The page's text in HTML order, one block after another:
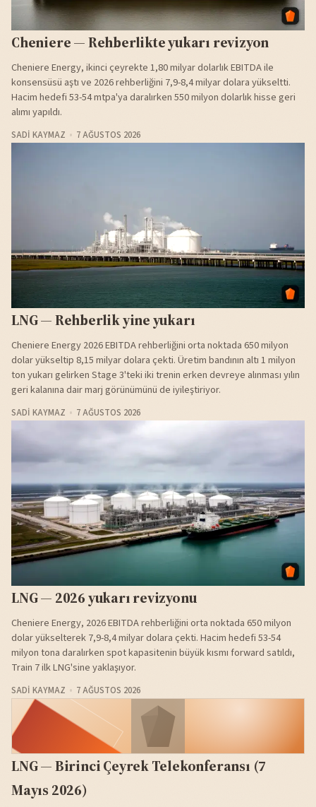
Cheniere — Rehberlikte yukarı revizyon
Cheniere Energy, ikinci çeyrekte 1,80 milyar dolarlık EBITDA ile
konsensüsü aştı ve 2026 rehberliğini 7,9-8,4 milyar dolara yükseltti.
Hacim hedefi 53-54 mtpa'ya daralırken 550 milyon dolarlık hisse geri
alımı yapıldı.
SADI KAYMAZ 7 AĞUSTOS 2026
LNG — Rehberlik yine yukarı
Cheniere Energy 2026 EBITDA rehberliğini orta noktada 650 milyon
dolar yükseltip 8,15 milyar dolara çekti. Üretim bandının altı 1 milyon
ton yukarı gelirken Stage 3'teki iki trenin erken devreye alınması yılın
geri kalanına dair marj görünümünü de iyileştiriyor.
SADI KAYMAZ 7 AĞUSTOS 2026
LNG — 2026 yukarı revizyonu
Cheniere Energy, 2026 EBITDA rehberliğini orta noktada 650 milyon
dolar yükselterek 7,9-8,4 milyar dolara çekti. Hacim hedefi 53-54
milyon tona daralırken spot kapasitenin büyük kısmı forward satıldı,
Train 7 ilk LNG'sine yaklaşıyor.
SADI KAYMAZ 7 AĞUSTOS 2026
LNG — Birinci Çeyrek Telekonferansı (7
Mayıs 2026)